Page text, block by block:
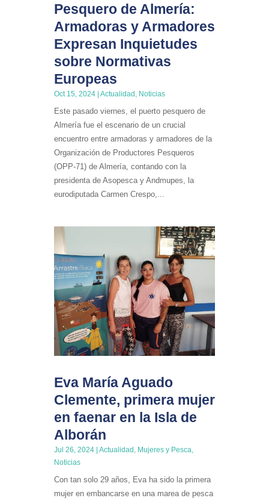
Pesquero de Almería:
Armadoras y Armadores
Expresan Inquietudes
sobre Normativas
Europeas
Oct 15, 2024| Actualidad Noticias
Este pasado viernes, el puerto pesquero de
Almería fue el escenario de un crucial
encuentro entre armadoras y armadores de la
Organización de Productores Pesqueros
(OPP-71) de Almería, contando con la
presidenta de Asopesca y Andmupes, la
eurodiputada Carmen Crespo,...
Eva María Aguado
Clemente, primera mujer
en faenar en la Isla de
Alborán
Jul 26, 2024| Actualidad Mujeres y Pesca
Noticias
Con tan solo 29 años, Eva ha sido la primera
mujer en embancarse en una marea de pesca